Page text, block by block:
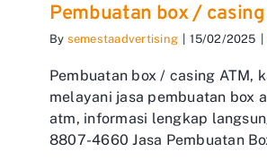
Pembuatan box / casing
By semestaadvertising 15/02/2025
Pembuatan box / casing ATM,
melayani jasa pembuatan box
atm, informasi lengkap
8807-4660 Jasa Pembuatan